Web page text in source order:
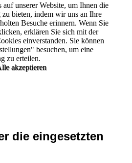
unserer Website, um Ihnen die
bieten, indem wir uns an Ihre
Besuche erinnern. Wenn Sie
erklären Sie sich mit der
einverstanden. Sie können
besuchen, um eine
zu erteilen.
akzeptieren
die eingesetzten